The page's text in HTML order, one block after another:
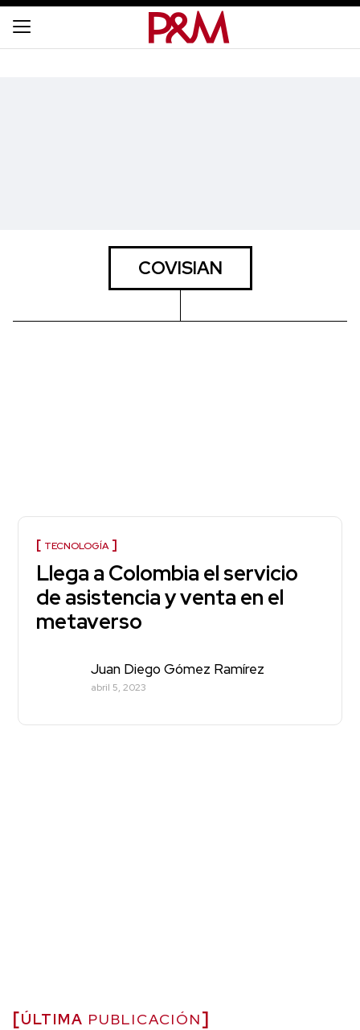
COVISIAN
TECNOLOGÍA
Llega a Colombia el servicio
de asistencia y venta en el
metaverso
Juan Diego Gómez Ramírez
abril 5, 2023
ÚLTIMA PUBLICACIÓN